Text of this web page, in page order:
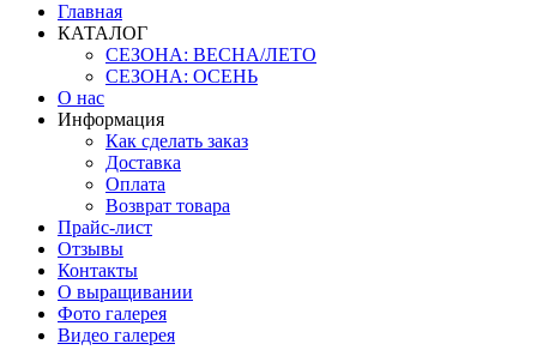
Главная
КАТАЛОГ
СЕЗОНА: ВЕСНА/ЛЕТО
СЕЗОНА: ОСЕНЬ
О нас
Информация
Как сделать заказ
Доставка
Оплата
Возврат товара
Прайс-лист
Отзывы
Контакты
О выращивании
Фото галерея
Видео галерея